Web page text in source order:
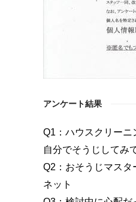
アンケート結果
Q1：ハウスクリーニ
自分でそうじしてみ
Q2：おそうじマスタ
ネット